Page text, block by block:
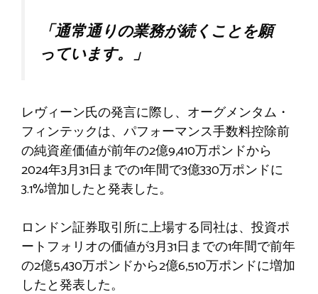
「通常通りの業務が続くことを願
っています。」
レヴィーン氏の発言に際し、オーグメンタム・
フィンテックは、パフォーマンス手数料控除前
の純資産価値が前年の2億9,410万ポンドから
2024年3月31日までの1年間で3億330万ポンドに
3.1%増加したと発表した。
ロンドン証券取引所に上場する同社は、投資ポ
ートフォリオの価値が3月31日までの1年間で前年
の2億5,430万ポンドから2億6,510万ポンドに増加
したと発表した。